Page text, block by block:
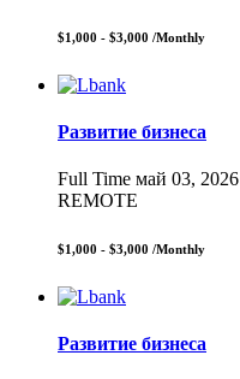
$1,000 - $3,000 /Monthly
Развитие бизнеса
Full Time май 03, 2026
REMOTE
$1,000 - $3,000 /Monthly
Развитие бизнеса